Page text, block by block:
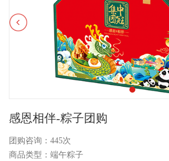
感恩相伴-粽子团购
团购咨询： 445次
商品类型：端午粽子